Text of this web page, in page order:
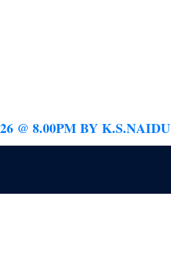
@ 8.00PM BY K.S.NAIDU